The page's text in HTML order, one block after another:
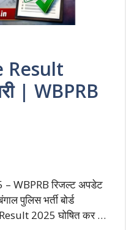
Result
| WBPRB
WBPRB रिजल्ट अपडेट
पुलिस भर्ती बोर्ड
2025 घोषित कर …